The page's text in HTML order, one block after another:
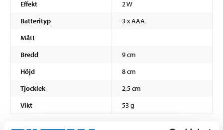
Effekt
2 W
Batterityp
3 x AAA
Mått
Bredd
9 cm
Höjd
8 cm
Tjocklek
2,5 cm
Vikt
53 g